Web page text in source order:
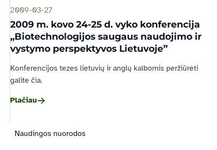
2009-03-27
2009 m. kovo 24-25 d. vyko konferencija
„Biotechnologijos saugaus naudojimo ir
vystymo perspektyvos Lietuvoje”
Konferencijos tezes lietuvių ir anglų kalbomis peržiūrėti
galite čia.
Plačiau
Naudingos nuorodos